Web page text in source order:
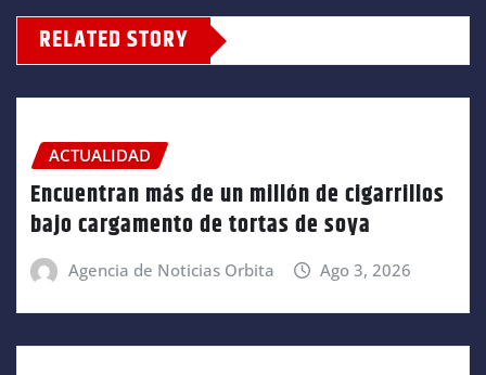
RELATED STORY
ACTUALIDAD
Encuentran más de un millón de cigarrillos
bajo cargamento de tortas de soya
Agencia de Noticias Orbita Ago 3, 2026